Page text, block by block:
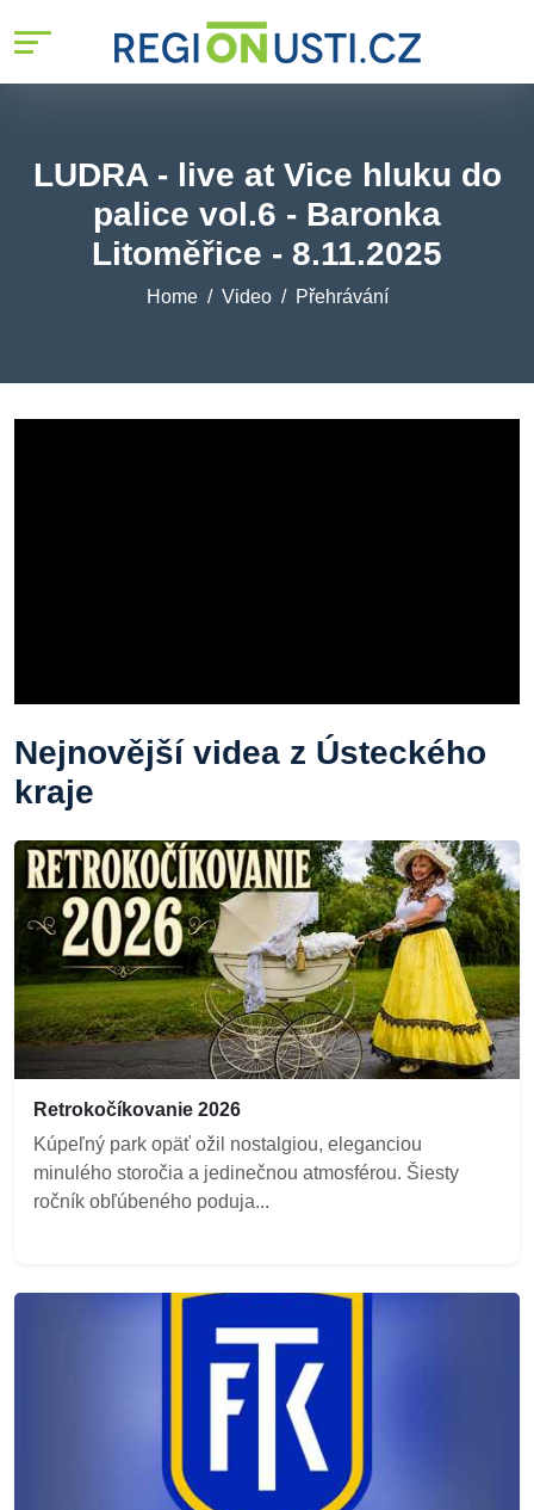
LUDRA - live at Vice hluku do
palice vol.6 - Baronka
Litoměřice - 8.11.2025
Home Video Přehrávání
Nejnovější videa z Ústeckého
kraje
Retrokočíkovanie 2026
Kúpeľný park opäť ožil nostalgiou, eleganciou
minulého storočia a jedinečnou atmosférou. Šiesty
ročník obľúbeného poduja...